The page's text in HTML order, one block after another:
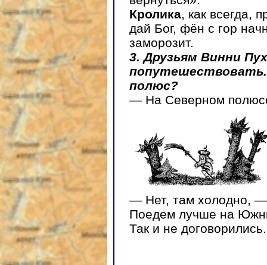
Кролика, как всегда,
дай Бог, фён с гор
заморозит.
3. Друзьям Винни
полюс?
— На Северном
— Нет, там холодно,
Поедем лучше на
Так и не